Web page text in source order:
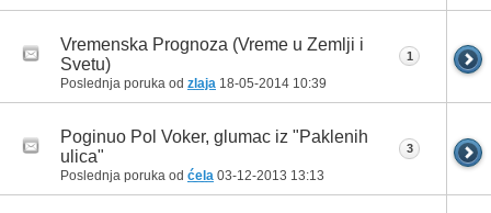
Vremenska Prognoza (Vreme u Zemlji i
Svetu)
Poslednja poruka od zlaja 18-05-2014 10:39
1
Poginuo Pol Voker, glumac iz "Paklenih
ulica"
Poslednja poruka od ćela 03-12-2013 13:13
3